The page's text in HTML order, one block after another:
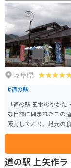
おり、ハイキングやキャンプを
ークは、自然を満喫し
駅です。
岐阜県
#道の駅
「道の駅 五木のやかた
な自然に囲まれたこの
販売しており、地元の食を楽しむ
知られる関市の伝統を
た、併設されている「
のんびりと過ごすこと
る駐車場にバイク専用のスペー
道の駅 上矢作